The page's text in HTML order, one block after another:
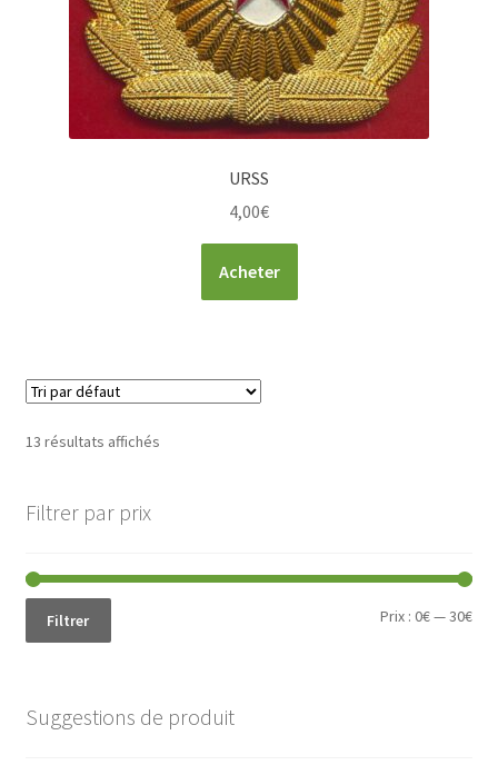
URSS
4,00€
Acheter
13 résultats affichés
Filtrer par prix
Prix
Prix
Filtrer Prix :0€—30€
Suggestions de produit